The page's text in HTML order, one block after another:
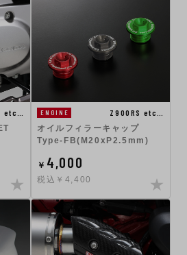
etc…
ENGINE
Z900RS etc…
オイルフィラーキャップ
Type-FB(M20xP2.5mm)
￥ 4,000
税込￥4,400